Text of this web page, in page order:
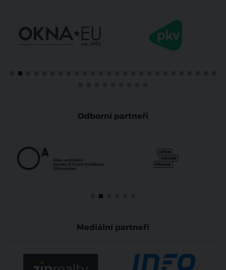
Odborní partneři
Mediální partneři